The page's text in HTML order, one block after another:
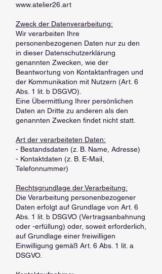
www.atelier26.art
Zweck der Datenverarbeitung:
Wir verarbeiten Ihre
personenbezogenen Daten nur zu den
in dieser Datenschutzerklärung
genannten Zwecken, wie der
Beantwortung von Kontaktanfragen und
der Kommunikation mit Nutzern (Art. 6
Abs. 1 lit. b DSGVO).
Eine Übermittlung Ihrer persönlichen
Daten an Dritte zu anderen als den
genannten Zwecken findet nicht statt.
Art der verarbeiteten Daten:
- Bestandsdaten (z. B. Name, Adresse)
- Kontaktdaten (z. B. E-Mail,
Telefonnummer)
Rechtsgrundlage der Verarbeitung:
Die Verarbeitung personenbezogener
Daten erfolgt auf Grundlage von Art. 6
Abs. 1 lit. b DSGVO (Vertragsanbahnung
oder -erfüllung) oder, soweit erforderlich,
auf Grundlage einer freiwilligen
Einwilligung gemäß Art. 6 Abs. 1 lit. a
DSGVO.